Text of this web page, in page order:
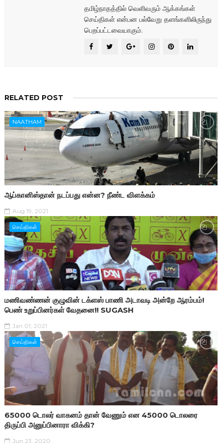
தமிழ்நாதத்தில் வெளிவரும் ஆக்கங்கள்
செய்திகள் என்பன பல்வேறு தளங்களிலிருந்து
பெறப்பட்டவையாகும்.
RELATED POST
NAATHAM
ஆப்கானிஸ்தான் நடப்பது என்ன? நீண்ட விளக்கம்
Aug 19, 2021
செய்திகள்
மணிவண்ணன் குழுவின் டக்ளஸ் பாணி அடாவடி அன்றே ஆரம்பம்!
பெண் உறுப்பினர்கள் வேதனை!! SUGASH
Jan 01, 2021
செய்திகள்
65000 டொலர் வாகனம் தான் வேணும் என 45000 டொலரை
திருப்பி அனுப்பினாரா விக்கி?
Jun 23, 2020